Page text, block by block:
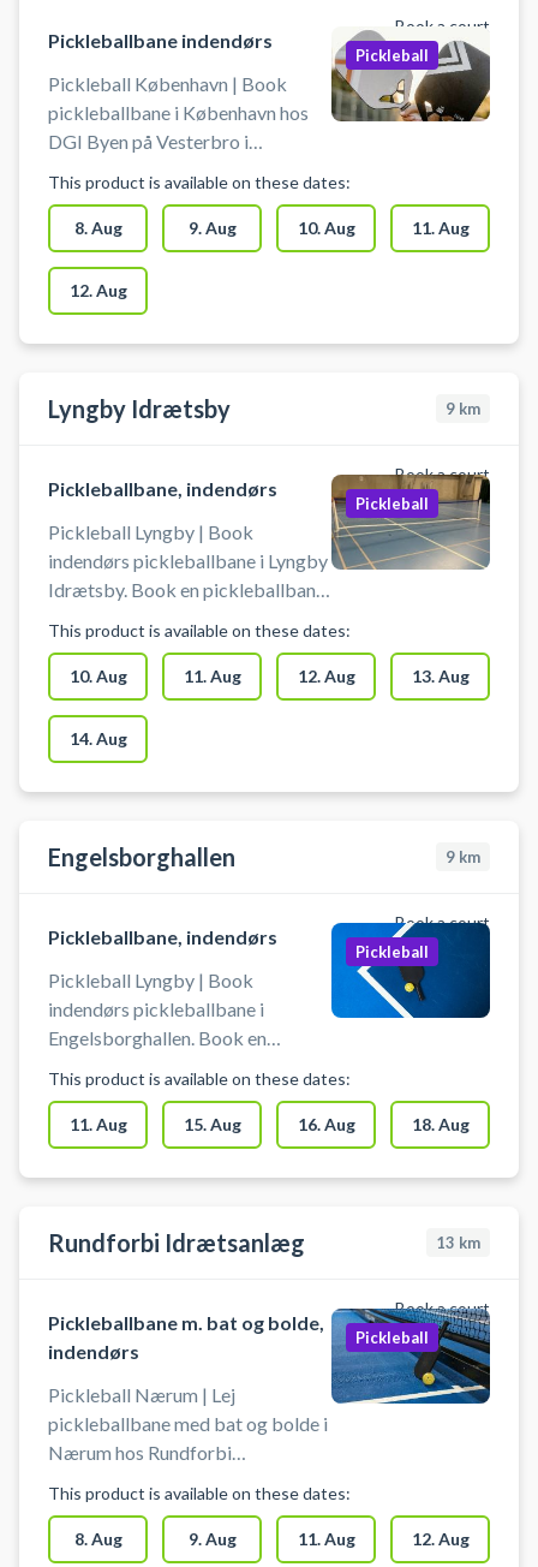
Book a court
Pickleballbane indendørs
Pickleball København | Book
pickleballbane i København hos
DGI Byen på Vesterbro i
byen. Der er 4 pickleballbaner klar
til booking - centralt beliggende
hos DGI Byen København. DGI
Byen på Tietgensgade 65, 1704
København V, byder udover leje af
pickleballbaner på flere andre
bordtennis m.fl. i samme lokaler.
Pickleball
This product is available on these dates:
8. Aug 9. Aug 10. Aug 11. Aug
12. Aug
Lyngby Idrætsby 9 km
Book a court
Pickleballbane, indendørs
Pickleball Lyngby | Book
indendørs pickleballbane i Lyngby
Idrætsby. Book en pickleballbane
Idrætsbyens Det er muligt at låne
bat og bolde på stedet. Du skal
selv tage net op og ned. Der skal
benyttes indendørssko, som ikke
sætter mærker. Der er mulighed
for bad og omklædning.
Pickleball
This product is available on these dates:
10. Aug 11. Aug 12. Aug 13. Aug
14. Aug
Engelsborghallen 9 km
Book a court
Pickleballbane, indendørs
Pickleball Lyngby | Book
indendørs pickleballbane i
Engelsborghallen. Book en
Engelsborghallen Det er muligt at
låne bat og bolde på stedet. Du
skal selv tage net op og ned. Der
skal benyttes indendørssko, som
mulighed for bad og omklædning.
Pickleball
This product is available on these dates:
11. Aug 15. Aug 16. Aug 18. Aug
Rundforbi Idrætsanlæg 13 km
Book a court
Pickleballbane m. bat og bolde,
indendørs
Pickleball Nærum | Lej
pickleballbane med bat og bolde i
Nærum hos Rundforbi
indendørs, og der spilles på baner,
hvor der også spilles badminton.
Pickleball
This product is available on these dates:
8. Aug 9. Aug 11. Aug 12. Aug